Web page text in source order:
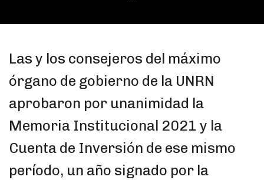
Las y los consejeros del máximo
órgano de gobierno de la UNRN
aprobaron por unanimidad la
Memoria Institucional 2021 y la
Cuenta de Inversión de ese mismo
período, un año signado por la